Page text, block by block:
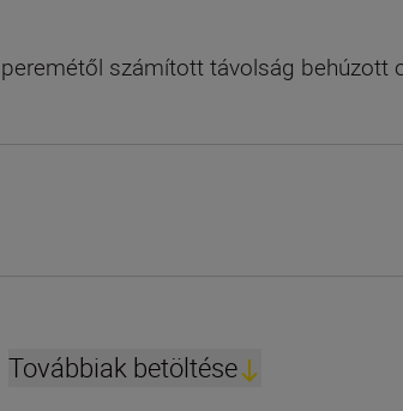
számított távolság behúzott
Továbbiak betöltése